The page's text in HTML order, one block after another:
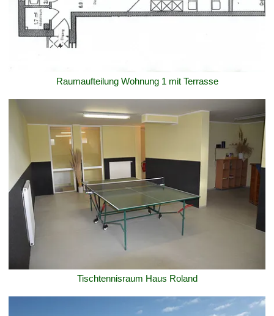
Raumaufteilung Wohnung 1 mit Terrasse
Tischtennisraum Haus Roland